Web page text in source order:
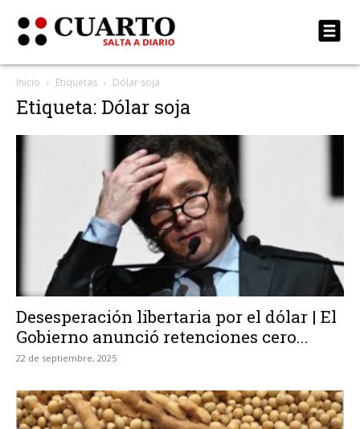
Inicio Etiquetas Dólar soja
Etiqueta: Dólar soja
Desesperación libertaria por el dólar | El
Gobierno anunció retenciones cero...
22 de septiembre, 2025